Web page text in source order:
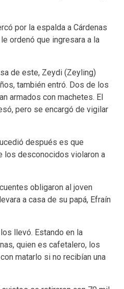
por la espalda a Cárdenas
ordenó que ingresara a la
de este, Zeydi (Zeyling)
también entró. Dos de los
armados con machetes. El
pero se encargó de vigilar
después es que
los desconocidos violaron a
obligaron al joven
a casa de su papá, Efraín
llevó. Estando en la
quien es cafetalero, los
matarlo si no recibían una